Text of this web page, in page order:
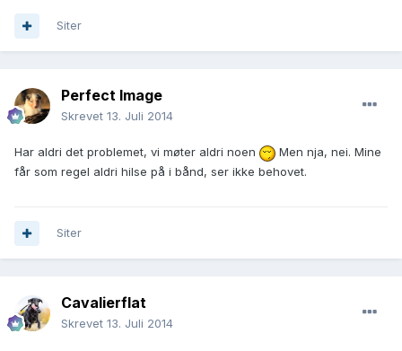
Siter
Perfect Image
Skrevet 13. Juli 2014
Har aldri det problemet, vi møter aldri noen
Men nja, nei. Mine
får som regel aldri hilse på i bånd, ser ikke behovet.
Siter
Cavalierflat
Skrevet 13. Juli 2014